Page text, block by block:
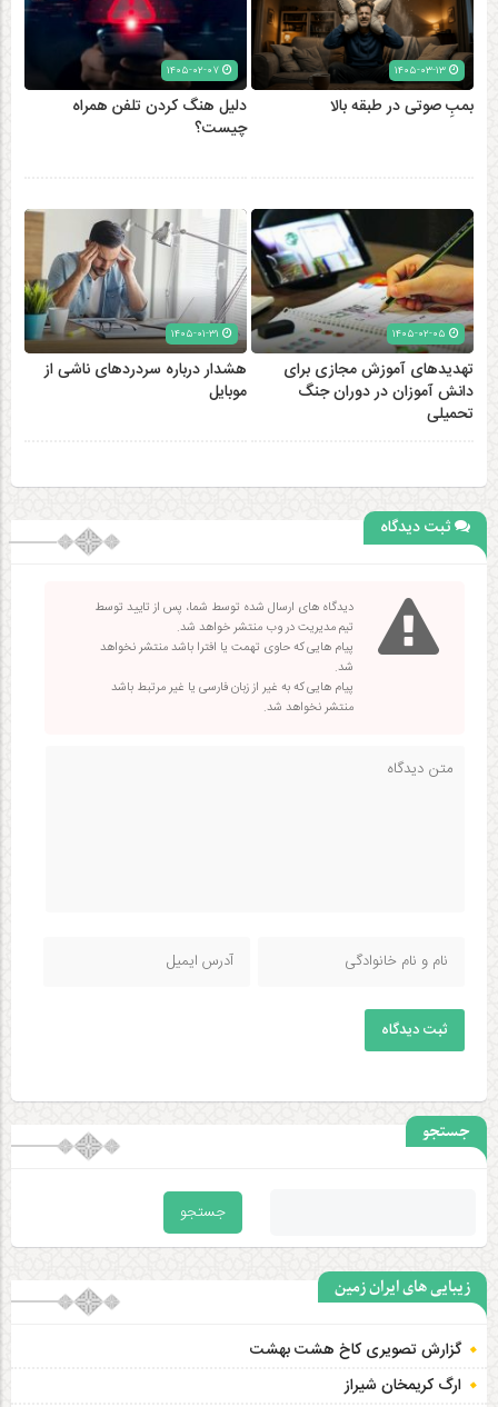
۱۴۰۵-۰۳-۱۳
بمبِ صوتی در طبقه بالا
دلیل هنگ کردن تلفن همراه
چیست؟
تهدیدهای آموزش مجازی برای
دانش آموزان در دوران جنگ
تحمیلی
هشدار درباره سردردهای ناشی از
موبایل
ثبت دیدگاه
دیدگاه های ارسال شده توسط شما، پس از تایید توسط
تیم مدیریت در وب منتشر خواهد شد.
پیام هایی که حاوی تهمت یا افترا باشد منتشر نخواهد
شد.
پیام هایی که به غیر از زبان فارسی یا غیر مرتبط باشد
منتشر نخواهد شد.
ثبت دیدگاه
جستجو
زیبایی های ایران زمین
گزارش تصویری کاخ هشت‌ بهشت
ارگ کریمخان شیراز